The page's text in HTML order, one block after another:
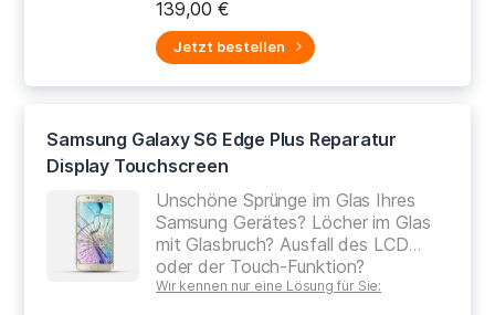
Ihres defekten Gerätes.
139,00 €
Jetzt bestellen
Samsung Galaxy S6 Edge Plus Reparatur
Display Touchscreen
Unschöne Sprünge im Glas Ihres
Samsung Gerätes? Löcher im Glas
mit Glasbruch? Ausfall des LCD
oder der Touch-Funktion?
Wir kennen nur eine Lösung für Sie: